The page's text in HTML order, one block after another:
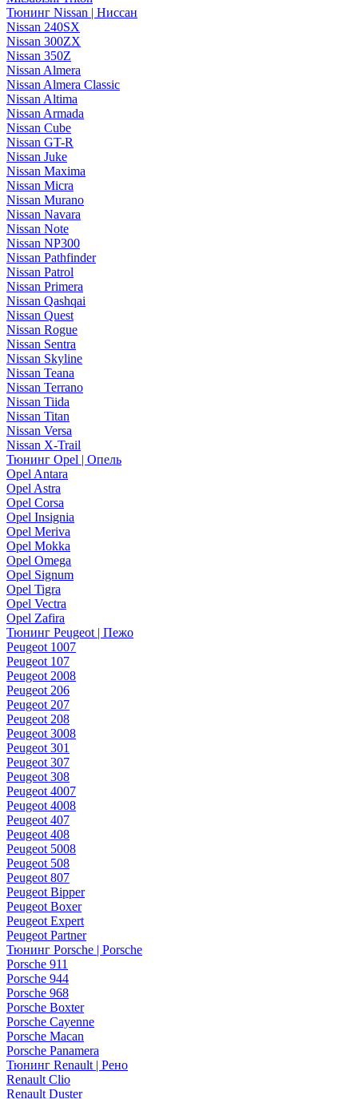
Тюнинг Nissan | Ниссан
Nissan 240SX
Nissan 300ZX
Nissan 350Z
Nissan Almera
Nissan Almera Classic
Nissan Altima
Nissan Armada
Nissan Cube
Nissan GT-R
Nissan Juke
Nissan Maxima
Nissan Micra
Nissan Murano
Nissan Navara
Nissan Note
Nissan NP300
Nissan Pathfinder
Nissan Patrol
Nissan Primera
Nissan Qashqai
Nissan Quest
Nissan Rogue
Nissan Sentra
Nissan Skyline
Nissan Teana
Nissan Terrano
Nissan Tiida
Nissan Titan
Nissan Versa
Nissan X-Trail
Тюнинг Opel | Опель
Opel Antara
Opel Astra
Opel Corsa
Opel Insignia
Opel Meriva
Opel Mokka
Opel Omega
Opel Signum
Opel Tigra
Opel Vectra
Opel Zafira
Тюнинг Peugeot | Пежо
Peugeot 1007
Peugeot 107
Peugeot 2008
Peugeot 206
Peugeot 207
Peugeot 208
Peugeot 3008
Peugeot 301
Peugeot 307
Peugeot 308
Peugeot 4007
Peugeot 4008
Peugeot 407
Peugeot 408
Peugeot 5008
Peugeot 508
Peugeot 807
Peugeot Bipper
Peugeot Boxer
Peugeot Expert
Peugeot Partner
Тюнинг Porsche | Porsche
Porsche 911
Porsche 944
Porsche 968
Porsche Boxter
Porsche Cayenne
Porsche Macan
Porsche Panamera
Тюнинг Renault | Рено
Renault Clio
Renault Duster